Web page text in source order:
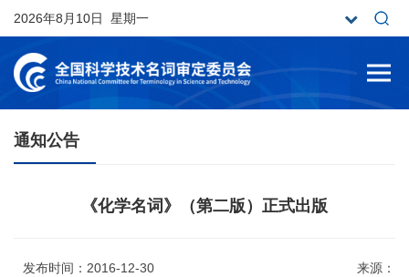
2026年8月10日 星期一
通知公告
《化学名词》（第二版）正式出版
发布时间：2016-12-30 来源：